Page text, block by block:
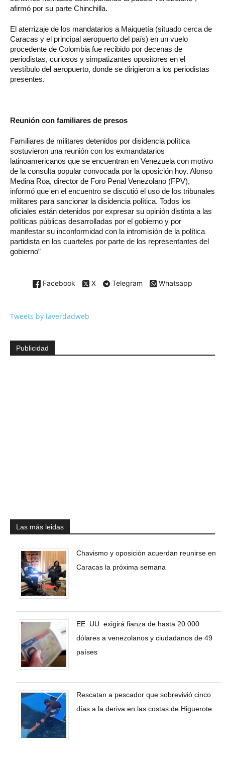
afirmó por su parte Chinchilla.
El aterrizaje de los mandatarios a Maiquetía (situado cerca de
Caracas y el principal aeropuerto del país) en un vuelo
procedente de Colombia fue recibido por decenas de
periodistas, curiosos y simpatizantes opositores en el
vestíbulo del aeropuerto, donde se dirigieron a los periodistas
presentes.
Reunión con familiares de presos
Familiares de militares detenidos por disidencia política
sostuvieron una reunión con los exmandatarios
latinoamericanos que se encuentran en Venezuela con motivo
de la consulta popular convocada por la oposición hoy. Alonso
Medina Roa, director de Foro Penal Venezolano (FPV),
informó que en el encuentro se discutió el uso de los tribunales
militares para sancionar la disidencia política. Todos los
oficiales están detenidos por expresar su opinión distinta a las
políticas públicas desarrolladas por el gobierno y por
manifestar su inconformidad con la intromisión de la política
partidista en los cuarteles por parte de los representantes del
gobierno”
Facebook X Telegram Whatsapp
Tweets by laverdadweb
Publicidad
Las más leidas
Chavismo y oposición acuerdan reunirse en
Caracas la próxima semana
EE. UU. exigirá fianza de hasta 20.000
dólares a venezolanos y ciudadanos de 49
países
Rescatan a pescador que sobrevivió cinco
días a la deriva en las costas de Higuerote